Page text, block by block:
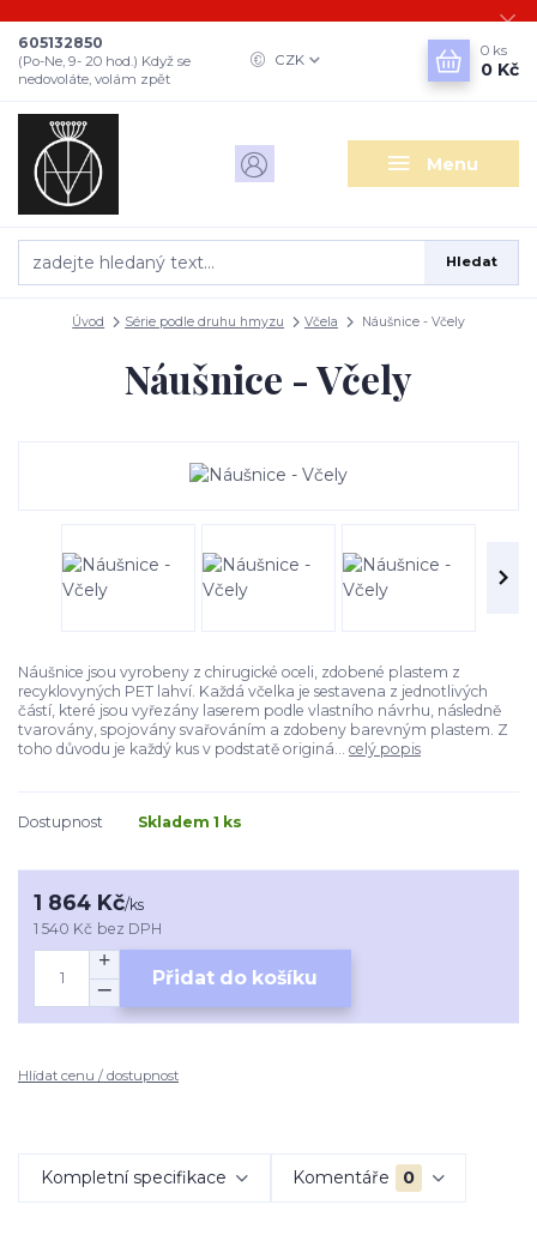
Menu
CZK
Hledat
605132850
(Po-Ne, 9- 20 hod.) Když se
nedovoláte, volám zpět
0 ks
0 Kč
Úvod Série podle druhu hmyzu Včela Náušnice - Včely
Náušnice - Včely
Náušnice jsou vyrobeny z chirugické oceli, zdobené plastem z
recyklovyných PET lahví. Každá včelka je sestavena z jednotlivých
částí, které jsou vyřezány laserem podle vlastního návrhu, následně
tvarovány, spojovány svařováním a zdobeny barevným plastem. Z
toho důvodu je každý kus v podstatě originá... celý popis
Dostupnost Skladem 1 ks
1 864 Kč/ks
1 540 Kč bez DPH
Přidat do košíku
Hlídat cenu / dostupnost
Kompletní specifikace Komentáře 0